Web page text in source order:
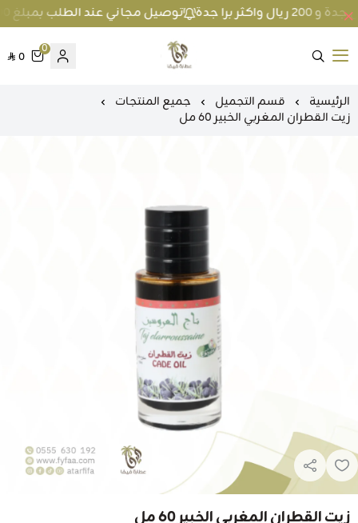
توصيل مجاني عند الطلب بمبلغ 100 ريال واكثر داخل جدة و 200 ريال واكثر برا جدة
متجر عطارة فيفا
0
0
الرئيسية قسم التجميل
جميع المنتجات
زيت القطران المغربي الخبير 60 مل
زيت القطران المغربي الخبير 60 مل